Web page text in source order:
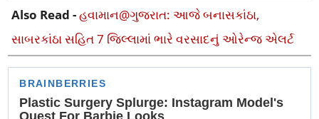
Also Read -હવામાન@ગુજરાત: આજે બનાસકાંઠા,
સાબરકાંઠા સહિત 7 જિલ્લામાં ભારે વરસાદનું ઓરેન્જ એલર્ટ